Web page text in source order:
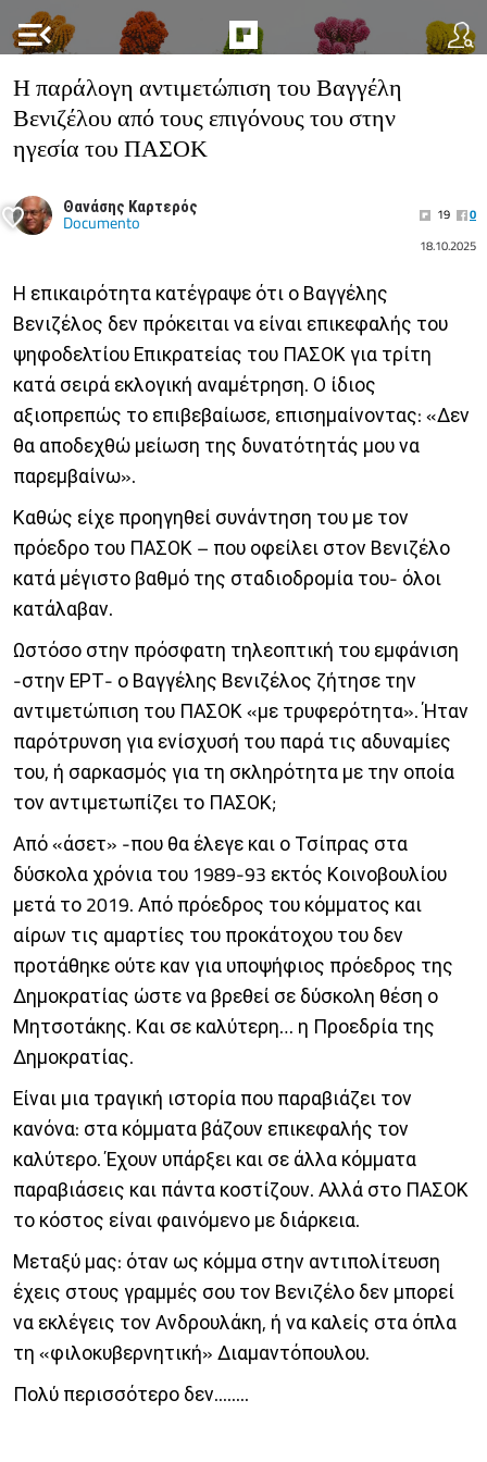
menu_open
Η παράλογη αντιμετώπιση του Βαγγέλη
Βενιζέλου από τους επιγόνους του στην
ηγεσία του ΠΑΣΟΚ
Θανάσης Καρτερός
Documento 19
0
18.10.2025
Η επικαιρότητα κατέγραψε ότι ο Βαγγέλης
Βενιζέλος δεν πρόκειται να είναι επικεφαλής του
ψηφοδελτίου Επικρατείας του ΠΑΣΟΚ για τρίτη
κατά σειρά εκλογική αναμέτρηση. Ο ίδιος
αξιοπρεπώς το επιβεβαίωσε, επισημαίνοντας: «Δεν
θα αποδεχθώ μείωση της δυνατότητάς μου να
παρεμβαίνω».
Καθώς είχε προηγηθεί συνάντηση του με τον
πρόεδρο του ΠΑΣΟΚ – που οφείλει στον Βενιζέλο
κατά μέγιστο βαθμό της σταδιοδρομία του- όλοι
κατάλαβαν.
Ωστόσο στην πρόσφατη τηλεοπτική του εμφάνιση
-στην ΕΡΤ- ο Βαγγέλης Βενιζέλος ζήτησε την
αντιμετώπιση του ΠΑΣΟΚ «με τρυφερότητα». Ήταν
παρότρυνση για ενίσχυσή του παρά τις αδυναμίες
του, ή σαρκασμός για τη σκληρότητα με την οποία
τον αντιμετωπίζει το ΠΑΣΟΚ;
Από «άσετ» -που θα έλεγε και ο Τσίπρας στα
δύσκολα χρόνια του 1989-93 εκτός Κοινοβουλίου
μετά το 2019. Από πρόεδρος του κόμματος και
αίρων τις αμαρτίες του προκάτοχου του δεν
προτάθηκε ούτε καν για υποψήφιος πρόεδρος της
Δημοκρατίας ώστε να βρεθεί σε δύσκολη θέση ο
Μητσοτάκης. Και σε καλύτερη… η Προεδρία της
Δημοκρατίας.
Είναι μια τραγική ιστορία που παραβιάζει τον
κανόνα: στα κόμματα βάζουν επικεφαλής τον
καλύτερο. Έχουν υπάρξει και σε άλλα κόμματα
παραβιάσεις και πάντα κοστίζουν. Αλλά στο ΠΑΣΟΚ
το κόστος είναι φαινόμενο με διάρκεια.
Μεταξύ μας: όταν ως κόμμα στην αντιπολίτευση
έχεις στους γραμμές σου τον Βενιζέλο δεν μπορεί
να εκλέγεις τον Ανδρουλάκη, ή να καλείς στα όπλα
τη «φιλοκυβερνητική» Διαμαντόπουλου.
Πολύ περισσότερο δεν........